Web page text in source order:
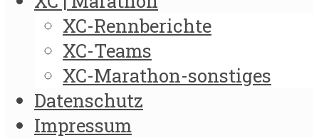
XC-Rennberichte
XC-Teams
XC-Marathon-sonstiges
Datenschutz
Impressum